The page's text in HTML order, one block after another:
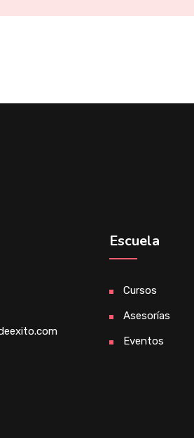
Escuela
Cursos
Asesorías
Eventos